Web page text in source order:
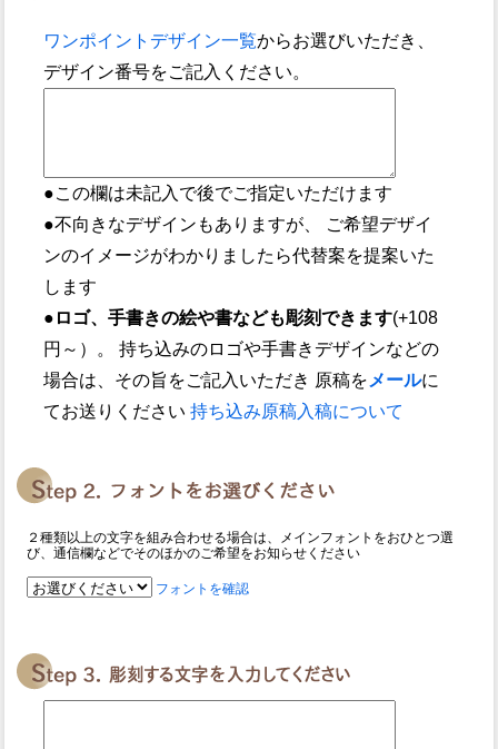
ワンポイントデザイン一覧からお選びいただき、
デザイン番号をご記入ください。
●この欄は未記入で後でご指定いただけます
●不向きなデザインもありますが、 ご希望デザイ
ンのイメージがわかりましたら代替案を提案いた
します
●ロゴ、手書きの絵や書なども彫刻できます(+108
円～）。 持ち込みのロゴや手書きデザインなどの
場合は、その旨をご記入いただき 原稿を メールに
てお送りください 持ち込み原稿入稿について
２種類以上の文字を組み合わせる場合は、メインフォントをおひとつ選
び、通信欄などでそのほかのご希望をお知らせください
フォントを確認